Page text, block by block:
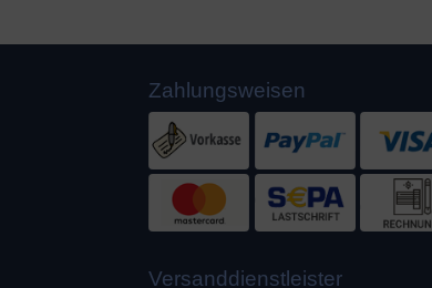
Zahlungsweisen
Versanddienstleister